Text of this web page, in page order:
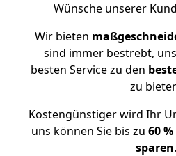
Wünsche unserer
Wir bieten
sind immer bestrebt,
besten Service zu den
zu
Kostengünstiger wird Ihr
uns können Sie bis zu 60
sparen.